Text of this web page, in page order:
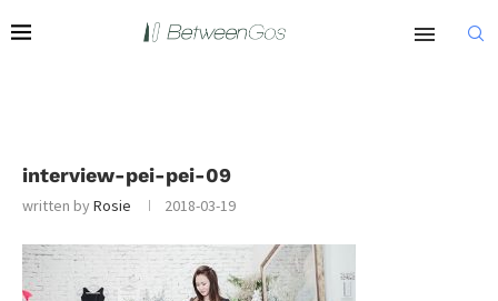
interview-pei-pei-09
written byRosie 2018-03-19